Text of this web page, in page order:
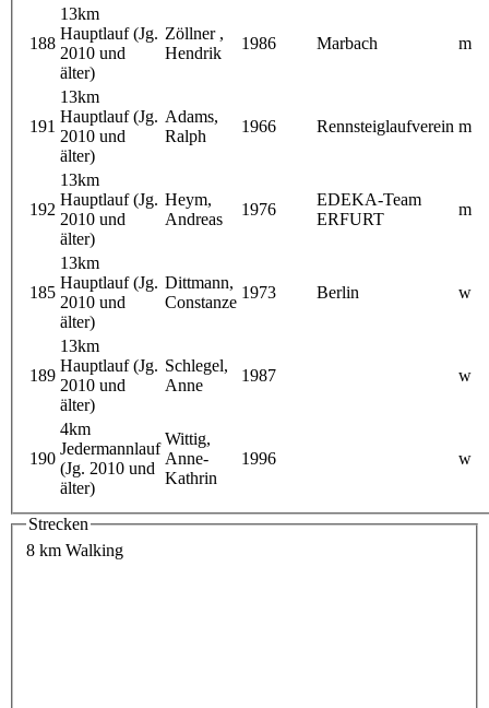
188
13km
Hauptlauf (Jg.
2010 und
älter)
Zöllner ,
Hendrik
1986 Marbach m
191
13km
Hauptlauf (Jg.
2010 und
älter)
Adams,
Ralph
1966 Rennsteiglaufverein m
192
13km
Hauptlauf (Jg.
2010 und
älter)
Heym,
Andreas
1976
EDEKA-Team
ERFURT
m
185
13km
Hauptlauf (Jg.
2010 und
älter)
Dittmann,
Constanze
1973 Berlin w
189
13km
Hauptlauf (Jg.
2010 und
älter)
Schlegel,
Anne
1987 w
190
4km
Jedermannlauf
(Jg. 2010 und
älter)
Wittig,
Anne-
Kathrin
1996 w
Strecken
8 km Walking